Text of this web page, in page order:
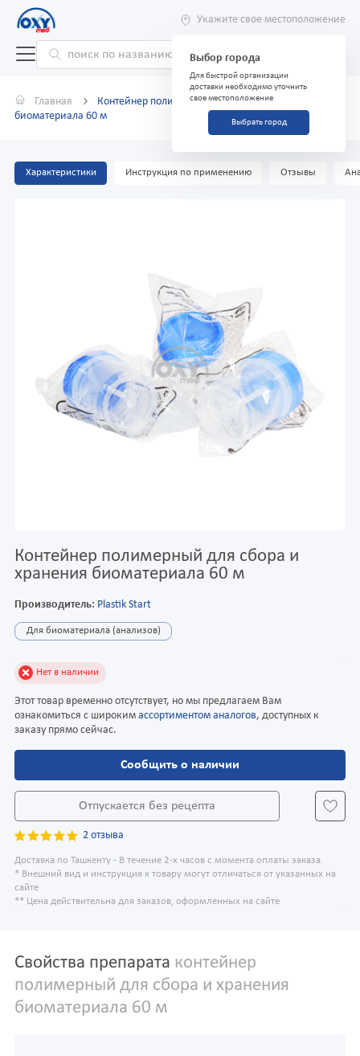
Укажите свое местоположение
Выбор города
Для быстрой организации
доставки необходимо уточнить
свое местоположение
Выбрать город
Главная
Контейнер полимерный для сбора и хранения
биоматериала 60 м
Характеристики Инструкция по применению Отзывы
Контейнер полимерный для сбора и
хранения биоматериала 60 м
Производитель: Plastik Start
Для биоматериала (анализов)
Нет в наличии
Этот товар временно отсутствует, но мы предлагаем Вам
ознакомиться с широким ассортиментом аналогов, доступных к
заказу прямо сейчас.
Сообщить о наличии
Отпускается без рецепта
2 отзыва
Доставка по Ташкенту - В течение 2-х часов с момента оплаты заказа.
* Внешний вид и инструкция к товару могут отличаться от указанных на
сайте
** Цена действительна для заказов, оформленных на сайте
Свойства препарата контейнер
полимерный для сбора и хранения
биоматериала 60 м